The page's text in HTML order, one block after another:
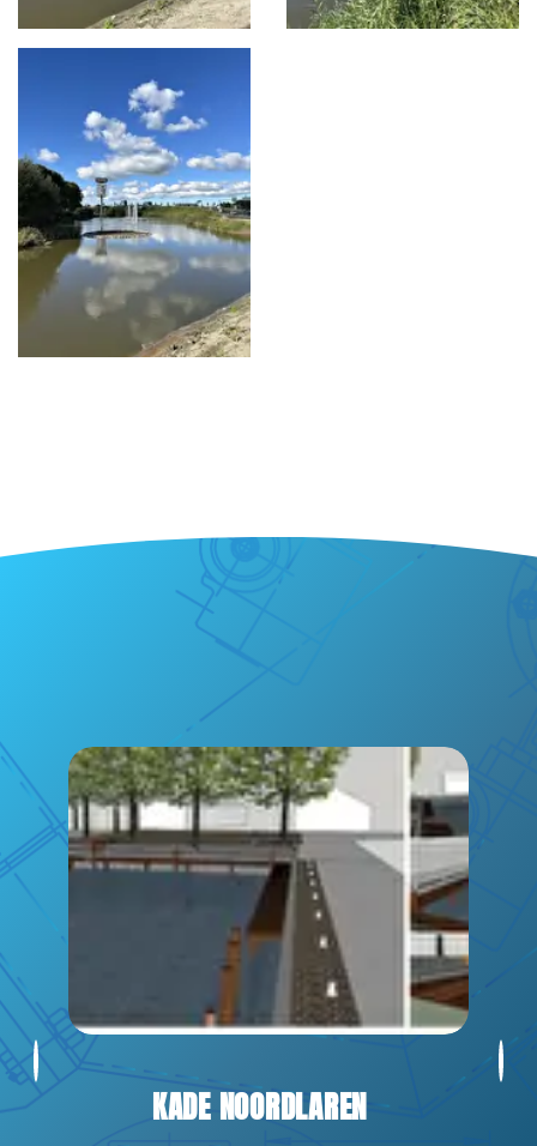
Over ons
Projecten
Vacatures
Certificeringen
Contact
ONZE SPECIALISATIES
Steigers en remmingswerken
Damwanden en beschoeiing
Natuurvriendelijke oevers
Contactgegevens
info@vegterwaterbouw.nl
Locatie
KADE NOORDLAREN